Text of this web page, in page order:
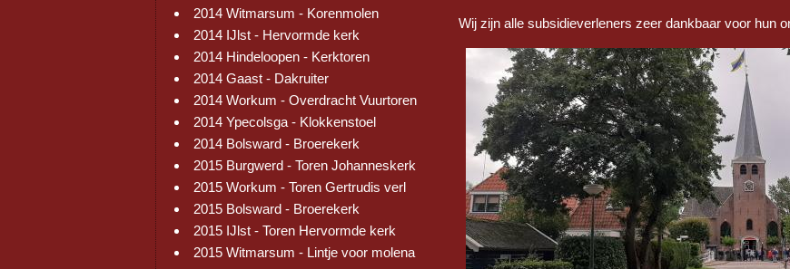
2014 Witmarsum - Korenmolen
2014 IJlst - Hervormde kerk
2014 Hindeloopen - Kerktoren
2014 Gaast - Dakruiter
2014 Workum - Overdracht Vuurtoren
2014 Ypecolsga - Klokkenstoel
2014 Bolsward - Broerekerk
2015 Burgwerd - Toren Johanneskerk
2015 Workum - Toren Gertrudis verl
2015 Bolsward - Broerekerk
2015 IJlst - Toren Hervormde kerk
2015 Witmarsum - Lintje voor molena
Wij zijn alle subsidieverleners zeer dankbaar voor hun